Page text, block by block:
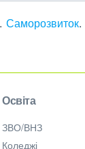
Саморозвиток
Освіта
ЗВО/ВНЗ
Коледжі